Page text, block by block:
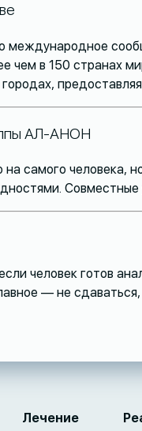
международное
чем в 150 странах
АЛ-АНОН
на самого
человек готов
— не
Лечение